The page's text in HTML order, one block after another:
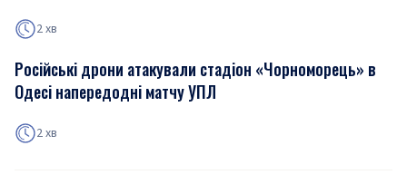
2 хв
Російські дрони атакували стадіон «Чорноморець» в
Одесі напередодні матчу УПЛ
2 хв